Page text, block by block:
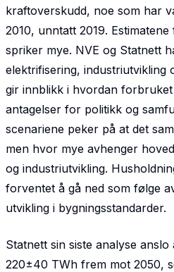
kraftoverskudd, noe som har
2010, unntatt 2019.
spriker mye. NVE og Statnett
elektrifisering, industri­utvikling
gir innblikk i hvordan
antagelser for politikk og
scenariene peker på at det
men hvor mye avhenger
og industriutvikling.
forventet å gå ned som følge
utvikling i bygningsstandarder.
Statnett sin siste analyse
220±40 TWh frem mot 2050,